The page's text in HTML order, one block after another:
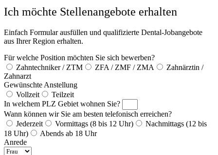
Ich möchte Stellenangebote erhalten
Einfach Formular ausfüllen und qualifizierte Dental-Jobangebote
aus Ihrer Region erhalten.
Für welche Position möchten Sie sich bewerben?
Zahntechniker / ZTM
ZFA / ZMF / ZMA
Zahnärztin /
Zahnarzt
Gewünschte Anstellung
Vollzeit
Teilzeit
In welchem PLZ Gebiet wohnen Sie?
Wann können wir Sie am besten telefonisch erreichen?
Jederzeit
Vormittags (8 bis 12 Uhr)
Nachmittags (12 bis
18 Uhr)
Abends ab 18 Uhr
Anrede